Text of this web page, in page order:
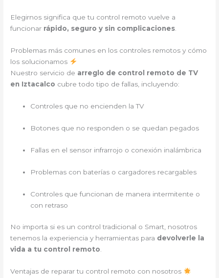
Elegirnos significa que tu control remoto vuelve a
funcionar rápido, seguro y sin complicaciones.
Problemas más comunes en los controles remotos y cómo
los solucionamos
Nuestro servicio de arreglo de control remoto de TV
en Iztacalco cubre todo tipo de fallas, incluyendo:
Controles que no encienden la TV
Botones que no responden o se quedan pegados
Fallas en el sensor infrarrojo o conexión inalámbrica
Problemas con baterías o cargadores recargables
Controles que funcionan de manera intermitente o
con retraso
No importa si es un control tradicional o Smart, nosotros
tenemos la experiencia y herramientas para devolverle la
vida a tu control remoto.
Ventajas de reparar tu control remoto con nosotros